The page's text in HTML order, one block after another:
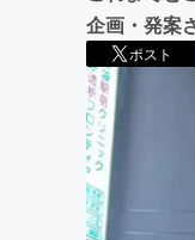
企画・発案
ポスト